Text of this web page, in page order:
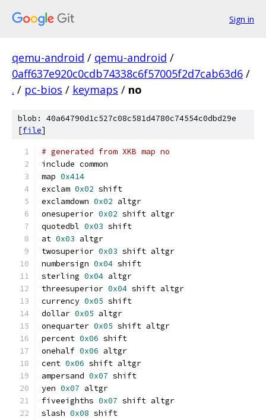
Sign in
qemu-android / qemu-android /
0aff637e920c0cdb74338c6f57005f2d7cab63d6 /
. / pc-bios / keymaps / no
blob: 40a64790d1c527c08c581d4780c74554c0dbd29e
[file]
# generated from XKB map no
include common
map 0x414
exclam 0x02 shift
exclamdown 0x02 altgr
onesuperior 0x02 shift altgr
quotedbl 0x03 shift
at 0x03 altgr
twosuperior 0x03 shift altgr
numbersign 0x04 shift
sterling 0x04 altgr
threesuperior 0x04 shift altgr
currency 0x05 shift
dollar 0x05 altgr
onequarter 0x05 shift altgr
percent 0x06 shift
onehalf 0x06 altgr
cent 0x06 shift altgr
ampersand 0x07 shift
yen 0x07 altgr
fiveeighths 0x07 shift altgr
slash 0x08 shift